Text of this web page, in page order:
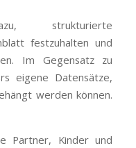
strukturierte
festzuhalten und
Im Gegensatz zu
eigene Datensätze,
werden können.
Partner, Kinder und